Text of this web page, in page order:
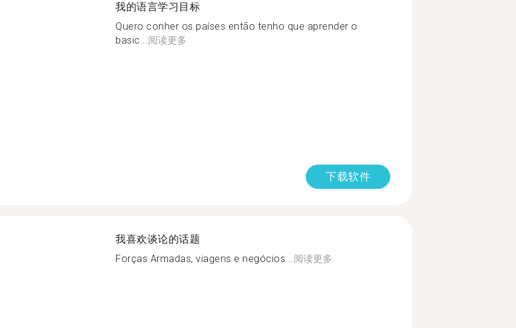
我的语言学习目标
Quero conher os países então tenho que aprender o
basic...阅读更多
下载软件
我喜欢谈论的话题
Forças Armadas, viagens e negócios...阅读更多